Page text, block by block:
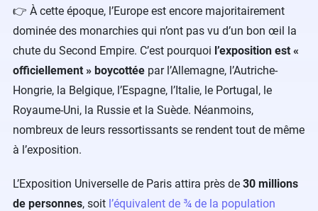
👉 À cette époque, l’Europe est encore majoritairement
dominée des monarchies qui n’ont pas vu d’un bon œil la
chute du Second Empire. C’est pourquoi l’exposition est «
officiellement » boycottée par l’Allemagne, l’Autriche-
Hongrie, la Belgique, l’Espagne, l’Italie, le Portugal, le
Royaume-Uni, la Russie et la Suède. Néanmoins,
nombreux de leurs ressortissants se rendent tout de même
à l’exposition.
L’Exposition Universelle de Paris attira près de 30 millions
de personnes, soit l’équivalent de ¾ de la population